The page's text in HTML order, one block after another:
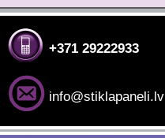
+371 29222933
info@stiklapaneli.lv